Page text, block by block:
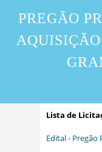
PREGÃO
Lista de
Edital - Pregão